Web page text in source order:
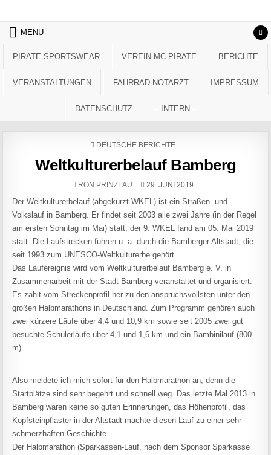
MENU
PIRATE-SPORTSWEAR VEREIN MC PIRATE BERICHTE
VERANSTALTUNGEN FAHRRAD NOTARZT IMPRESSUM
DATENSCHUTZ – INTERN –
POSTED IN
DEUTSCHE BERICHTE
Weltkulturerbelauf Bamberg
AUTHOR:
RON PRINZLAU PUBLISHED DATE:
29. JUNI 2019
Der Weltkulturerbelauf (abgekürzt WKEL) ist ein Straßen- und
Volkslauf in Bamberg. Er findet seit 2003 alle zwei Jahre (in der Regel
am ersten Sonntag im Mai) statt; der 9. WKEL fand am 05. Mai 2019
statt. Die Laufstrecken führen u. a. durch die Bamberger Altstadt, die
seit 1993 zum UNESCO-Weltkulturerbe gehört.
Das Laufereignis wird vom Weltkulturerbelauf Bamberg e. V. in
Zusammenarbeit mit der Stadt Bamberg veranstaltet und organisiert.
Es zählt vom Streckenprofil her zu den anspruchsvollsten unter den
großen Halbmarathons in Deutschland. Zum Programm gehören auch
zwei kürzere Läufe über 4,4 und 10,9 km sowie seit 2005 zwei gut
besuchte Schülerläufe über 4,1 und 1,6 km und ein Bambinilauf (800
m).
Also meldete ich mich sofort für den Halbmarathon an, denn die
Startplätze sind sehr begehrt und schnell weg. Das letzte Mal 2013 in
Bamberg waren keine so guten Erinnerungen, das Höhenprofil, das
Kopfsteinpflaster in der Altstadt machte diesen Lauf zu einer sehr
schmerzhaften Geschichte.
Der Halbmarathon (Sparkassen-Lauf, nach dem Sponsor Sparkasse